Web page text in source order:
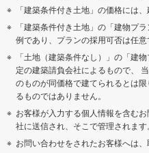
「建築条件付き土地」の価格には
「建築条件付き土地」の「建物プ
例であり、プランの採用可否は任意
「土地（建築条件なし）」の「建
定の建築請負会社によるもので、
のものが同価格で建てられるとは
るものではありません。
お客様が入力する個人情報を含む
社に送信され、そこで管理されます。
お問い合わせをされたお客様へは、